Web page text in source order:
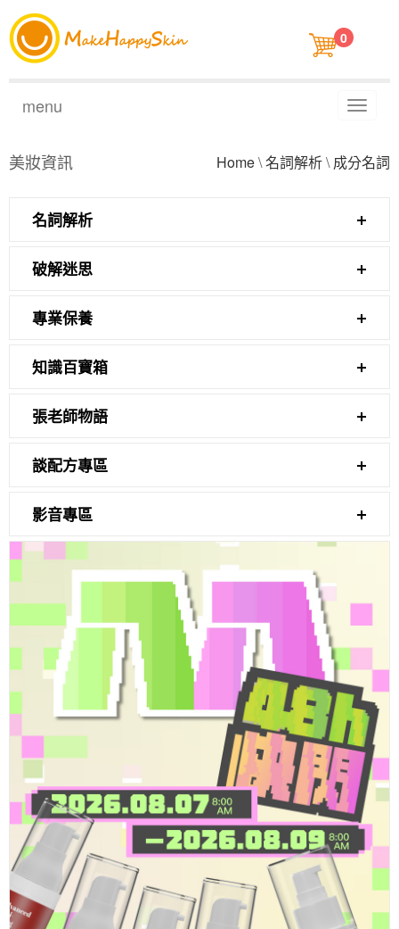
0
Toggle
menu
美妝資訊 Home\名詞解析\ 成分名詞
名詞解析
破解迷思
專業保養
知識百寶箱
張老師物語
談配方專區
影音專區